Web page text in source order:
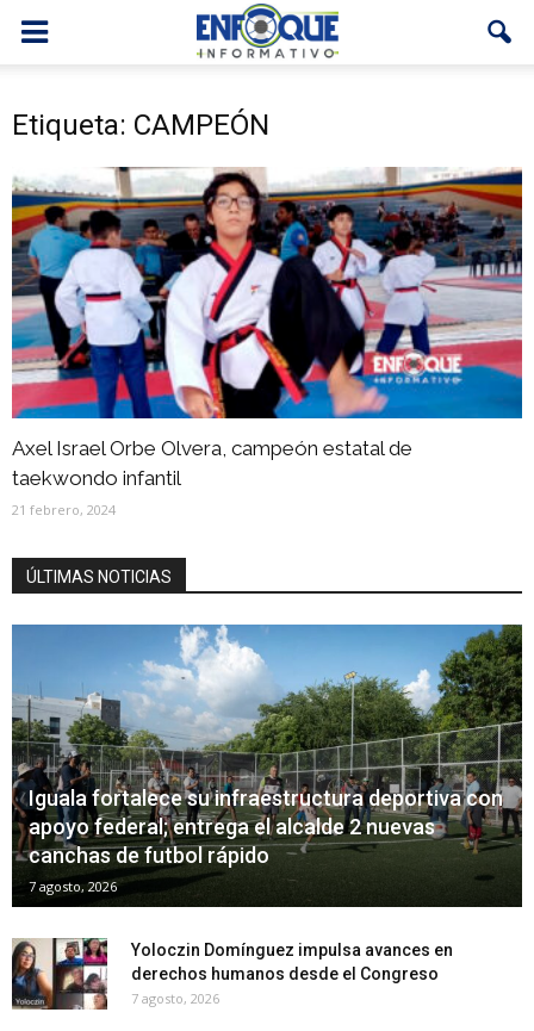
Etiqueta: CAMPEÓN
Axel Israel Orbe Olvera, campeón estatal de
taekwondo infantil
21 febrero, 2024
ÚLTIMAS NOTICIAS
Iguala fortalece su infraestructura deportiva con
apoyo federal; entrega el alcalde 2 nuevas
canchas de futbol rápido
7 agosto, 2026
Yoloczin Domínguez impulsa avances en
derechos humanos desde el Congreso
7 agosto, 2026